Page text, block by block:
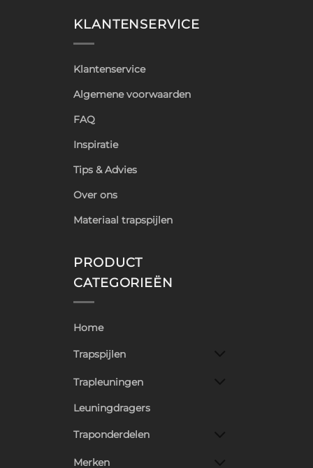
KLANTENSERVICE
Klantenservice
Algemene voorwaarden
FAQ
Inspiratie
Tips & Advies
Over ons
Materiaal trapspijlen
PRODUCT
CATEGORIEËN
Home
Trapspijlen
Trapleuningen
Leuningdragers
Traponderdelen
Merken